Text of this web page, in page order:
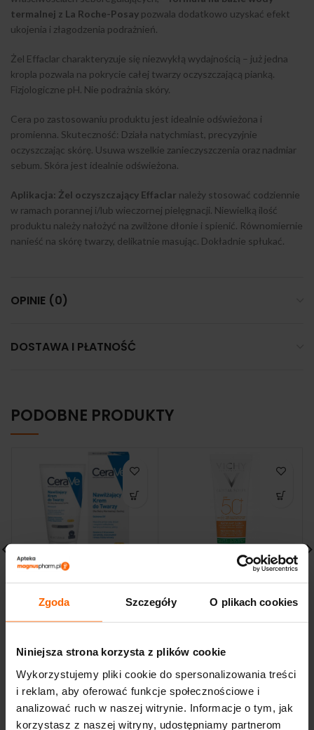
Zgoda Szczegóły O plikach cookies
Niniejsza strona korzysta z plików cookie
Wykorzystujemy pliki cookie do spersonalizowania treści
i reklam, aby oferować funkcje społecznościowe i
analizować ruch w naszej witrynie. Informacje o tym, jak
korzystasz z naszej witryny, udostępniamy partnerom
termalnej z La Roche-Posay pozwala dodatkowo uzyskać efekt
ukojenia i złagodzenia podrażnień.
Żel Effaclar charakteryzuje się niezwykłą wydajnością – już jedna
kropla pozwala na pokrycie całej twarzy oczyszczającą pianką.
Fizjologiczne pH. Nie podrażnia skóry.
Cera po zastosowaniu produktu jest idealnie odświeżona i
promienna. Skuteczność: Działa natychmiast, precyzyjnie
oczyszczając skórę. Usuwa wszelkie zanieczyszczenia oraz nadmiar
sebum. Skóra jest idealnie odświeżona.
Aplikacja: Żel oczyszczający Effaclar należy stosować codziennie
w ramach porannej i/lub wieczornej pielęgnacji. Niewielką ilość
produktu należy nałożyć na zwilżone dłonie i spienić. Równomiernie
nanieść na skórę twarzy, delikatnie masując. Dokładnie spłukać.
OPINIE (0)
DOSTAWA I PŁATNOŚĆ
PODOBNE PRODUKTY
Nawilżający Krem do
Twarzy SPF25 52 ml
Krem matujący 3W1